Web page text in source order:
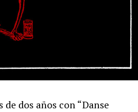
dos años con “Danse